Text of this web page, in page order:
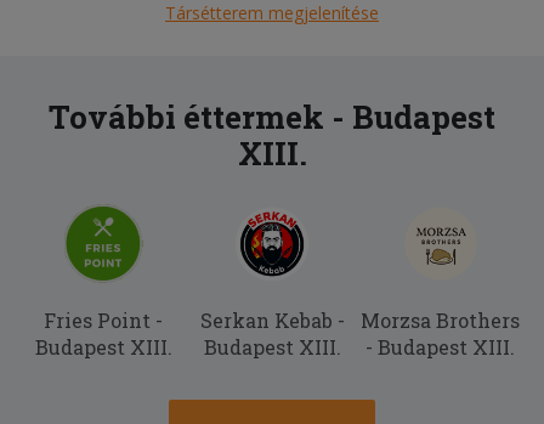
étel, a panír elázva, minden fagyasztott
termék hatását keltette....
Társétterem megjelenítése
További éttermek - Budapest
XIII.
Fries Point -
Budapest XIII.
Serkan Kebab -
Budapest XIII.
Morzsa Brothers
- Budapest XIII.